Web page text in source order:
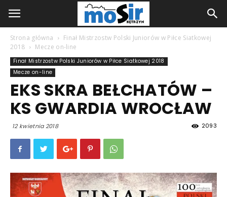
Strona główna
Finał Mistrzostw Polski Juniorów w Piłce Siatkowej
2018
Mecze on-line
Finał Mistrzostw Polski Juniorów w Piłce Siatkowej 2018
Mecze on-line
EKS SKRA BEŁCHATÓW –
KS GWARDIA WROCŁAW
12 kwietnia 2018 2093